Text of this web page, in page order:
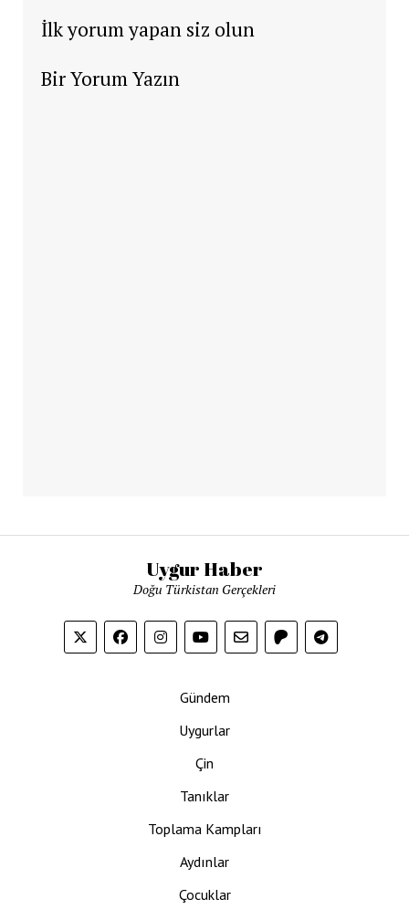
İlk yorum yapan siz olun
Bir Yorum Yazın
Uygur Haber
Doğu Türkistan Gerçekleri
Gündem
Uygurlar
Çin
Tanıklar
Toplama Kampları
Aydınlar
Çocuklar